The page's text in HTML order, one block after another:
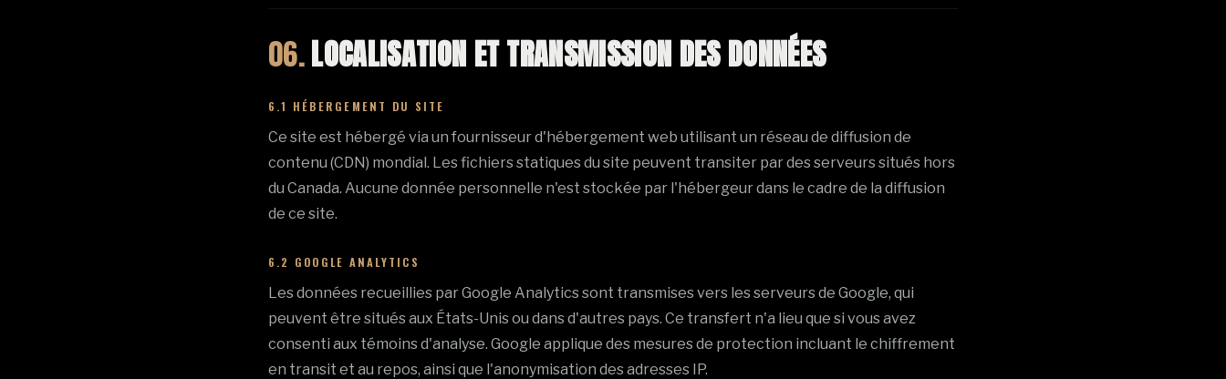
06.LOCALISATION ET TRANSMISSION DES DONNÉES
6.1 HÉBERGEMENT DU SITE
Ce site est hébergé via un fournisseur d'hébergement web utilisant un réseau de diffusion de
contenu (CDN) mondial. Les fichiers statiques du site peuvent transiter par des serveurs situés hors
du Canada. Aucune donnée personnelle n'est stockée par l'hébergeur dans le cadre de la diffusion
de ce site.
6.2 GOOGLE ANALYTICS
Les données recueillies par Google Analytics sont transmises vers les serveurs de Google, qui
peuvent être situés aux États-Unis ou dans d'autres pays. Ce transfert n'a lieu que si vous avez
consenti aux témoins d'analyse. Google applique des mesures de protection incluant le chiffrement
en transit et au repos, ainsi que l'anonymisation des adresses IP.